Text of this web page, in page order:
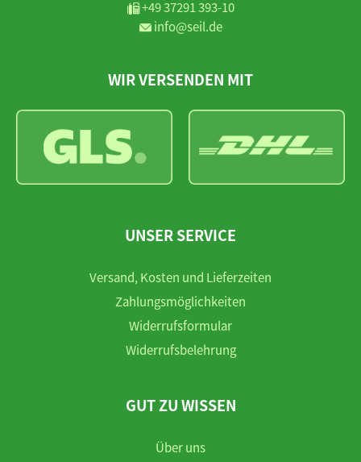
+49 37291 393-10
info@seil.de
WIR VERSENDEN MIT
UNSER SERVICE
Versand, Kosten und Lieferzeiten
Zahlungsmöglichkeiten
Widerrufsformular
Widerrufsbelehrung
GUT ZU WISSEN
Über uns